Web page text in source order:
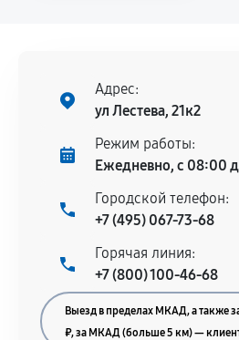
нормальной эксплуатации в
гарантийного срока.
Несоответствие
техническим
Документы для
гарантии
Гарантийный талон.
Акт выполненных работ с
Адрес:
ул Лестева, 21к2
Режим работы:
Ежедневно, с 08:00
Городской телефон:
+7 (495) 067-73-68
Горячая линия:
+7 (800) 100-46-68
Выезд в пределах МКАД, а также
₽, за МКАД (больше 5 км) —